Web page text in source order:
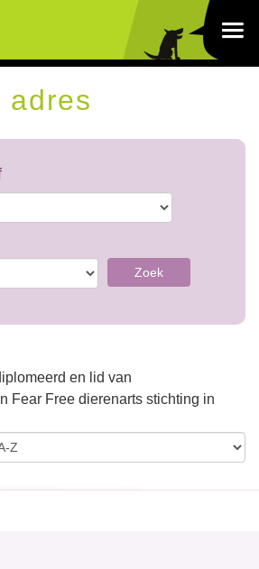
adres
Zoek
en lid van
Fear Free dierenarts stichting in